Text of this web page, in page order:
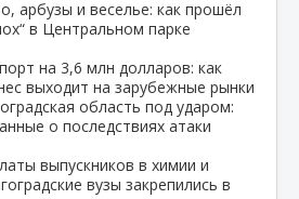
арбузы и веселье: как прошёл
в Центральном парке
на 3,6 млн долларов: как
выходит на зарубежные рынки
область под ударом:
о последствиях атаки
выпускников в химии и
вузы закрепились в